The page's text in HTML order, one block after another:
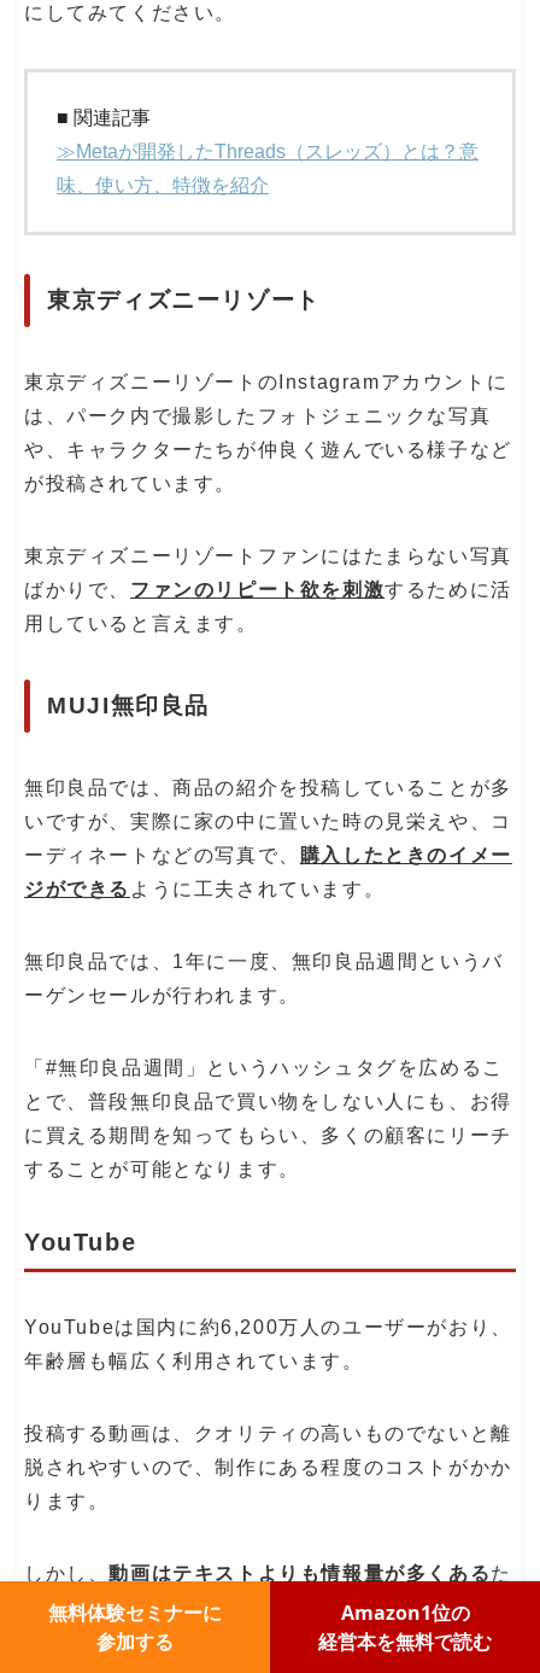
にしてみてください。
■ 関連記事
≫Metaが開発したThreads（スレッズ）とは？意
味、使い方、特徴を紹介
東京ディズニーリゾート
東京ディズニーリゾートのInstagramアカウントに
は、パーク内で撮影したフォトジェニックな写真
や、キャラクターたちが仲良く遊んでいる様子など
が投稿されています。
東京ディズニーリゾートファンにはたまらない写真
ばかりで、 ファンのリピート欲を刺激するために活
用していると言えます。
MUJI無印良品
無印良品では、商品の紹介を投稿していることが多
いですが、実際に家の中に置いた時の見栄えや、コ
ーディネートなどの写真で、 購入したときのイメー
ジができる ように工夫されています。
無印良品では、1年に一度、無印良品週間というバ
ーゲンセールが行われます。
「#無印良品週間」というハッシュタグを広めるこ
とで、普段無印良品で買い物をしない人にも、お得
に買える期間を知ってもらい、多くの顧客にリーチ
することが可能となります。
YouTube
YouTubeは国内に約6,200万人のユーザーがおり、
年齢層も幅広く利用されています。
投稿する動画は、クオリティの高いものでないと離
脱されやすいので、制作にある程度のコストがかか
ります。
しかし、動画はテキストよりも情報量が多くあるた
め、テレビのように印象に残りやすいため、単純摂
食効果の観点からみてもファン化や新規顧客の獲得
無料体験セミナーに
参加する
Amazon1位の
経営本を無料で読む